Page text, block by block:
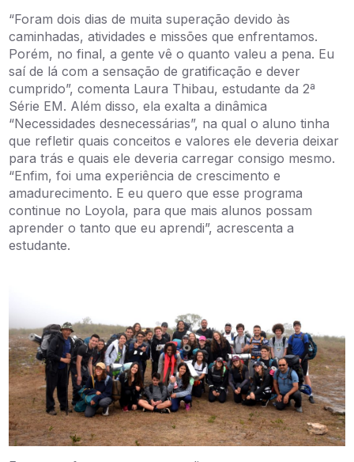
“Foram dois dias de muita superação devido às
caminhadas, atividades e missões que enfrentamos.
Porém, no final, a gente vê o quanto valeu a pena. Eu
saí de lá com a sensação de gratificação e dever
cumprido”, comenta Laura Thibau, estudante da 2ª
Série EM. Além disso, ela exalta a dinâmica
“Necessidades desnecessárias”, na qual o aluno tinha
que refletir quais conceitos e valores ele deveria deixar
para trás e quais ele deveria carregar consigo mesmo.
“Enfim, foi uma experiência de crescimento e
amadurecimento. E eu quero que esse programa
continue no Loyola, para que mais alunos possam
aprender o tanto que eu aprendi”, acrescenta a
estudante.